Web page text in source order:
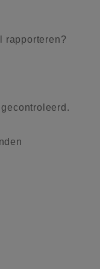
rapporteren?